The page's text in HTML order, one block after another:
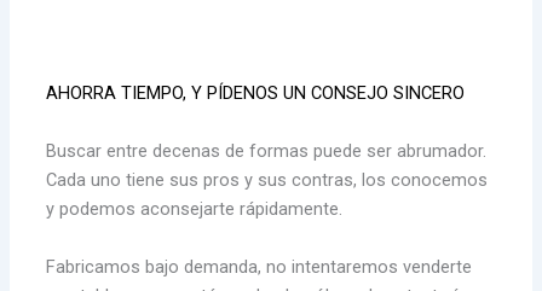
AHORRA TIEMPO, Y PÍDENOS UN CONSEJO SINCERO
Buscar entre decenas de formas puede ser abrumador.
Cada uno tiene sus pros y sus contras, los conocemos
y podemos aconsejarte rápidamente.
Fabricamos bajo demanda, no intentaremos venderte